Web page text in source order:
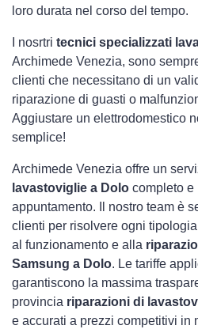
loro durata nel corso del tempo.
I nosrtri tecnici specializzati
Archimede Venezia, sono
clienti che necessitano di un
riparazione di guasti o
Aggiustare un elettrodomestico
semplice!
Archimede Venezia offre un
lavastoviglie a Dolo completo e
appuntamento. Il nostro team è
clienti per risolvere ogni
al funzionamento e alla
Samsung a Dolo. Le tariffe
garantiscono la massima
provincia riparazioni di
e accurati a prezzi competitivi in